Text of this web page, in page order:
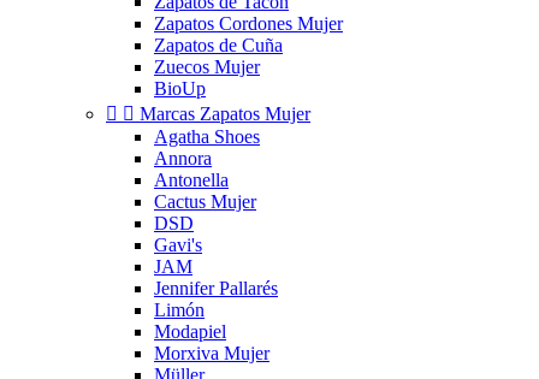
Zapatos Cordones Mujer
Zapatos de Cuña
Zuecos Mujer
BioUp
  Marcas Zapatos Mujer
Agatha Shoes
Annora
Antonella
Cactus Mujer
DSD
Gavi's
JAM
Jennifer Pallarés
Limón
Modapiel
Morxiva Mujer
Müller